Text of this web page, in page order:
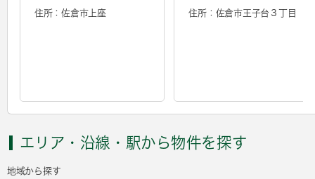
住所：佐倉市上座 住所：佐倉市王子台３丁目
エリア・沿線・駅から物件を探す
地域から探す